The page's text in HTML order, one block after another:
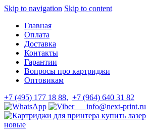
Skip to navigation Skip to content
Главная
Оплата
Доставка
Контакты
Гарантии
Вопросы про картриджи
Оптовикам
+7 (495) 177 18 88, +7 (964) 640 31 82
info@next-print.ru